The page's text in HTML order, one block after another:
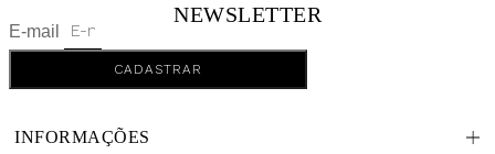
NEWSLETTER
E-mail
CADASTRAR
INFORMAÇÕES